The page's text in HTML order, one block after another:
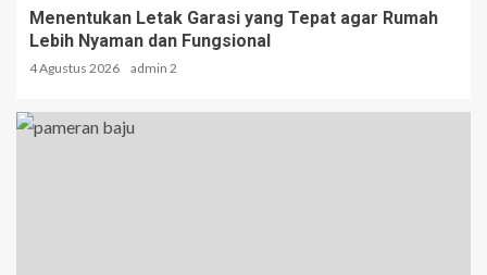
Menentukan Letak Garasi yang Tepat agar Rumah
Lebih Nyaman dan Fungsional
4 Agustus 2026 admin 2